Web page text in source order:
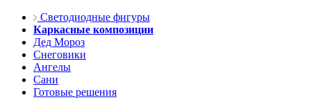
Светодиодные фигуры
Каркасные композиции
Дед Мороз
Снеговики
Ангелы
Сани
Готовые решения